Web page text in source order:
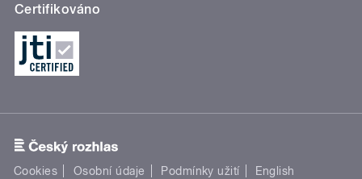
Certifikováno
Cookies Osobní údaje Podmínky užití English